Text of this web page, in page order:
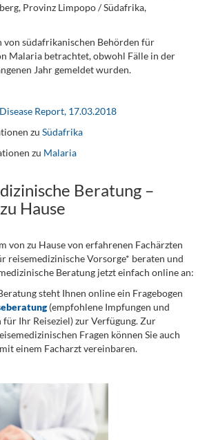
Provinz Limpopo / Südafrika,
von südafrikanischen Behörden für
Malaria betrachtet, obwohl Fälle in der
Jahr gemeldet wurden.
Report, 17.03.2018
zu Südafrika
zu Malaria
Beratung –
Hause
von zu Hause von erfahrenen Fachärzten
reisemedizinische Vorsorge* beraten und
Beratung jetzt einfach online an:
steht Ihnen online ein Fragebogen
(empfohlene Impfungen und
Ihr Reiseziel) zur Verfügung. Zur
Fragen können Sie auch
mit einem Facharzt vereinbaren.